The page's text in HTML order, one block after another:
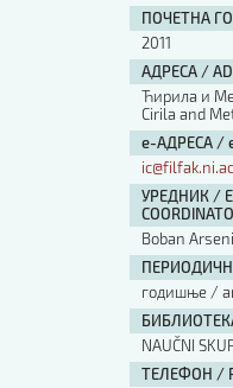
Шаблон прве стране и
Шаблон прве стране и
Шаблон прве стране и
Етички кодекс
Наслов или део наслова
ПОЧЕТНА
2011
АДРЕСА /
Ћирила и
Cirila and
е-АДРЕСА /
УРЕДНИК /
Boban
годишње /
NAUČNI
ТЕЛЕФОН /